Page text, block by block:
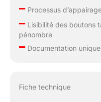
–Processus
–Lisibilité des boutons
pénombre
–Documentation
Fiche technique